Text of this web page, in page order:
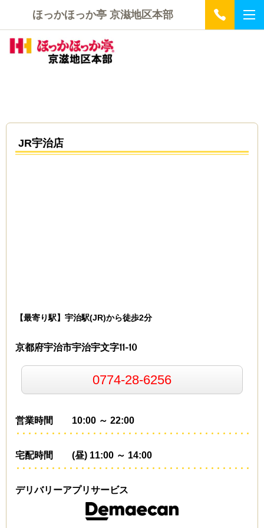
ほっかほっか亭 京滋地区本部
JR宇治店
【最寄り駅】宇治駅(JR)から徒歩2分
京都府宇治市宇治宇文字11-10
0774-28-6256
営業時間 10:00 ～ 22:00
宅配時間 (昼) 11:00 ～ 14:00
デリバリーアプリサービス